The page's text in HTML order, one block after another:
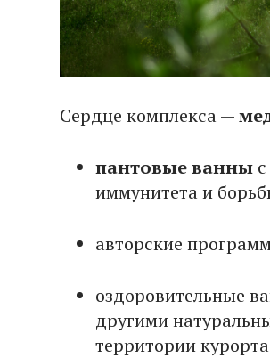
Сердце комплекса —
пантовые ванны
иммунитета и
авторские
оздоровительные
другими
территории